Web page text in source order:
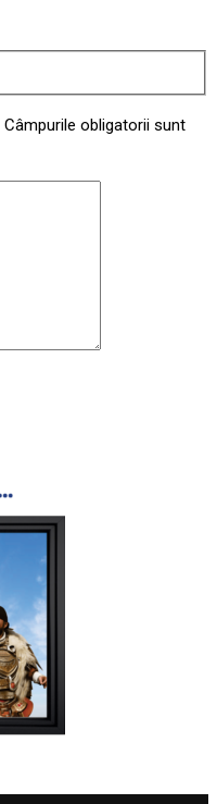
Câmpurile obligatorii sunt